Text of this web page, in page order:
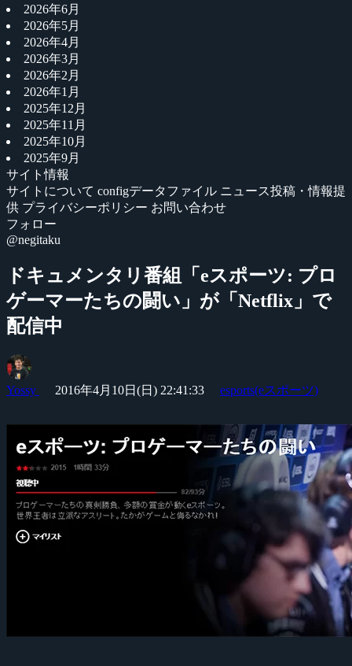
2026年6月
2026年5月
2026年4月
2026年3月
2026年2月
2026年1月
2025年12月
2025年11月
2025年10月
2025年9月
サイト情報
サイトについて configデータファイル ニュース投稿・情報提
供 プライバシーポリシー お問い合わせ
フォロー
@negitaku
ドキュメンタリ番組「eスポーツ: プロ
ゲーマーたちの闘い」が「Netflix」で
配信中
Yossy 2016年4月10日(日) 22:41:33 esports(eスポーツ)